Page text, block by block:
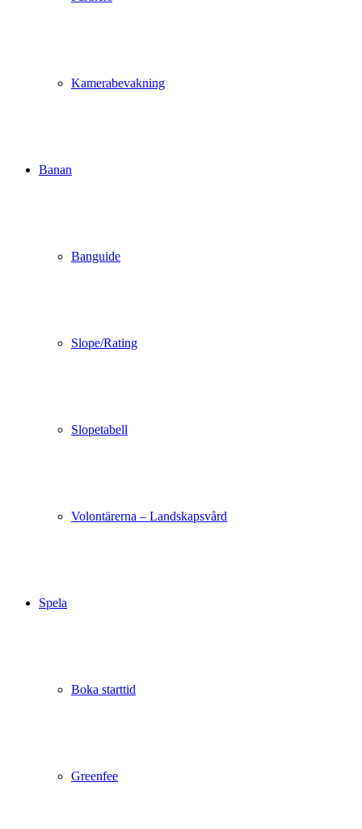
Kamerabevakning
Banan
Banguide
Slope/Rating
Slopetabell
Volontärerna – Landskapsvård
Spela
Boka starttid
Greenfee